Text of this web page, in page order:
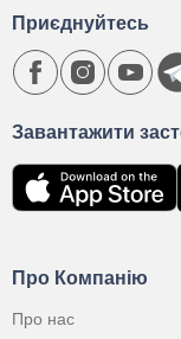
Про Компанію
Про нас
Завантажити
Приєднуйтесь